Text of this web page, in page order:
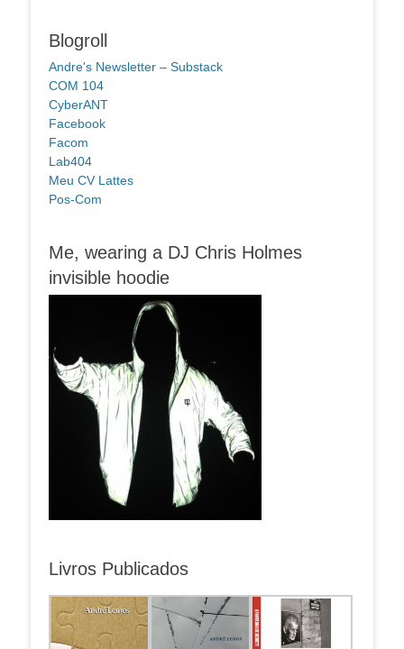
Blogroll
Andre's Newsletter – Substack
COM 104
CyberANT
Facebook
Facom
Lab404
Meu CV Lattes
Pos-Com
Me, wearing a DJ Chris Holmes
invisible hoodie
Livros Publicados